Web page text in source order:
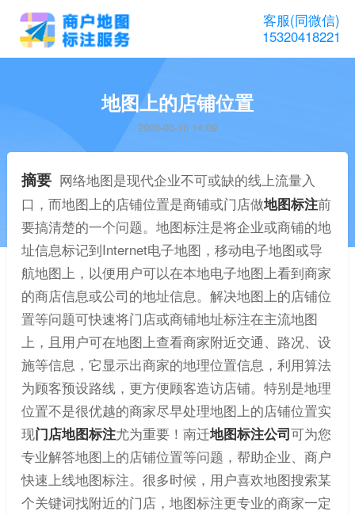
客服(同微信)
15320418221
地图上的店铺位置
2023-03-16 14:09
摘要 网络地图是现代企业不可或缺的线上流量入
口，而地图上的店铺位置是商铺或门店做地图标注前
要搞清楚的一个问题。地图标注是将企业或商铺的地
址信息标记到Internet电子地图，移动电子地图或导
航地图上，以便用户可以在本地电子地图上看到商家
的商店信息或公司的地址信息。解决地图上的店铺位
置等问题可快速将门店或商铺地址标注在主流地图
上，且用户可在地图上查看商家附近交通、路况、设
施等信息，它显示出商家的地理位置信息，利用算法
为顾客预设路线，更方便顾客造访店铺。特别是地理
位置不是很优越的商家尽早处理地图上的店铺位置实
现门店地图标注尤为重要！南迁地图标注公司可为您
专业解答地图上的店铺位置等问题，帮助企业、商户
快速上线地图标注。很多时候，用户喜欢地图搜索某
个关键词找附近的门店，地图标注更专业的商家一定